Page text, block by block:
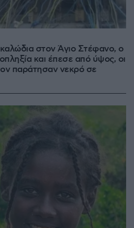
στον Άγιο Στέφανο, ο
και έπεσε από ύψος, οι
παράτησαν νεκρό σε